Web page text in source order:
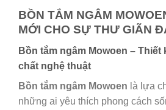
BỒN TẮM NGÂM
MỚI CHO SỰ THƯ GIÃN
Bồn tắm ngâm Mowoen – Thiết
chất nghệ thuật
Bồn tắm ngâm Mowoen là lựa
những ai yêu thích phong cách